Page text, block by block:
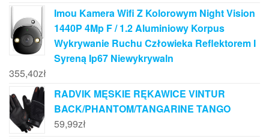
Imou Kamera Wifi Z Kolorowym Night Vision
1440P 4Mp F / 1.2 Aluminiowy Korpus
Wykrywanie Ruchu Człowieka Reflektorem I
Syreną Ip67 Niewykrywaln
355,40zł
RADVIK MĘSKIE RĘKAWICE VINTUR
BACK/PHANTOM/TANGARINE TANGO
59,99zł